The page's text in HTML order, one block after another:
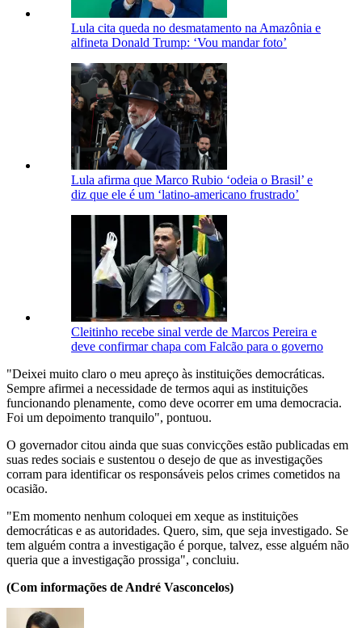
Lula cita queda no desmatamento na Amazônia e
alfineta Donald Trump: ‘Vou mandar foto’
Lula afirma que Marco Rubio ‘odeia o Brasil’ e
diz que ele é um ‘latino-americano frustrado’
Cleitinho recebe sinal verde de Marcos Pereira e
deve confirmar chapa com Falcão para o governo
"Deixei muito claro o meu apreço às instituições democráticas.
Sempre afirmei a necessidade de termos aqui as instituições
funcionando plenamente, como deve ocorrer em uma democracia.
Foi um depoimento tranquilo", pontuou.
O governador citou ainda que suas convicções estão publicadas em
suas redes sociais e sustentou o desejo de que as investigações
corram para identificar os responsáveis pelos crimes cometidos na
ocasião.
"Em momento nenhum coloquei em xeque as instituições
democráticas e as autoridades. Quero, sim, que seja investigado. Se
tem alguém contra a investigação é porque, talvez, esse alguém não
queria que a investigação prossiga", concluiu.
(Com informações de André Vasconcelos)